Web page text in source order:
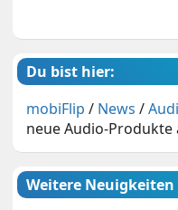
Du bist hier:
mobiFlip / News /
neue Audio-Produkte
Weitere Neuigkeiten